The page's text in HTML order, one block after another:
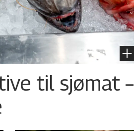
til sjømat –